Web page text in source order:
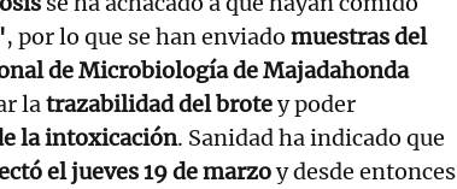
, por lo que se han enviado muestras del
de Microbiología de Majadahonda
latrazabilidad del brotey poder
la intoxicación. Sanidad ha indicado que
el jueves 19 de marzoy desde entonces